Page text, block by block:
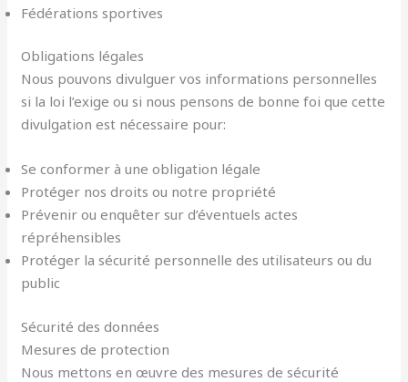
Fédérations sportives
Obligations légales
Nous pouvons divulguer vos informations personnelles
si la loi l’exige ou si nous pensons de bonne foi que cette
divulgation est nécessaire pour:
Se conformer à une obligation légale
Protéger nos droits ou notre propriété
Prévenir ou enquêter sur d’éventuels actes
répréhensibles
Protéger la sécurité personnelle des utilisateurs ou du
public
Sécurité des données
Mesures de protection
Nous mettons en œuvre des mesures de sécurité